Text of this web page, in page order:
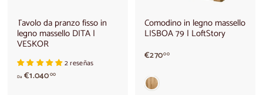
Tavolo da pranzo fisso in
legno massello DITA |
VESKOR
2 reseñas
Da €1.04000A
Comodino in legno massello
LISBOA 79 | LoftStory
€27000€